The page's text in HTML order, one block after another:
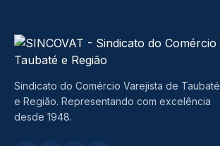
Sindicato do Comércio Varejista de Taubaté
e Região. Representando com excelência
desde 1948.